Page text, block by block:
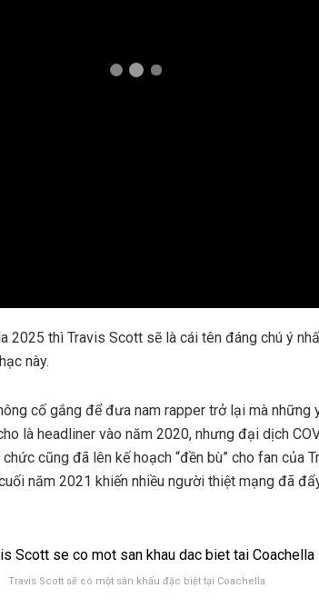
2025 thì Travis Scott sẽ là cái tên đáng chú ý
này.
cố gắng để đưa nam rapper trở lại mà những
là headliner vào năm 2020, nhưng đại dịch
cũng đã lên kế hoạch “đền bù” cho fan của
năm 2021 khiến nhiều người thiệt mạng đã
Travis Scott sẽ có một sân khấu đặc biệt tại Coachella